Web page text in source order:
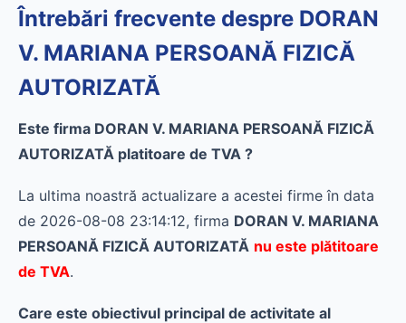
Întrebări frecvente despre DORAN
V. MARIANA PERSOANĂ FIZICĂ
AUTORIZATĂ
Este firma DORAN V. MARIANA PERSOANĂ FIZICĂ
AUTORIZATĂ platitoare de TVA ?
La ultima noastră actualizare a acestei firme în data
de 2026-08-08 23:14:12, firma DORAN V. MARIANA
PERSOANĂ FIZICĂ AUTORIZATĂ nu este plătitoare
de TVA.
Care este obiectivul principal de activitate al